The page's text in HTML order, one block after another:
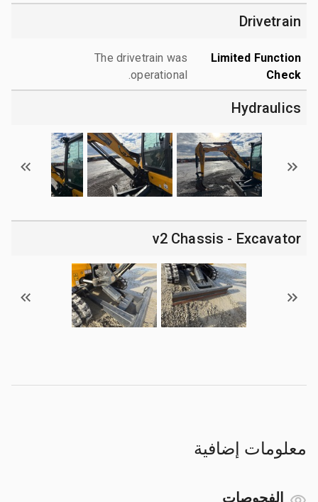
Drivetrain
Limited Function
Check
The drivetrain was
operational.
Hydraulics
v2 Chassis - Excavator
معلومات إضافية
الفحوصات